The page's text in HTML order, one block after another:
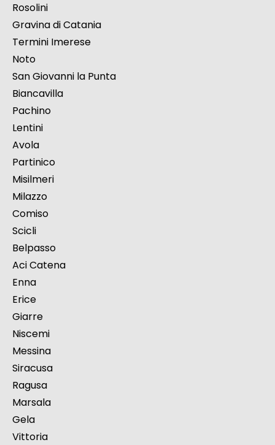
Rosolini
Gravina di Catania
Termini Imerese
Noto
San Giovanni la Punta
Biancavilla
Pachino
Lentini
Avola
Partinico
Misilmeri
Milazzo
Comiso
Scicli
Belpasso
Aci Catena
Enna
Erice
Giarre
Niscemi
Messina
Siracusa
Ragusa
Marsala
Gela
Vittoria